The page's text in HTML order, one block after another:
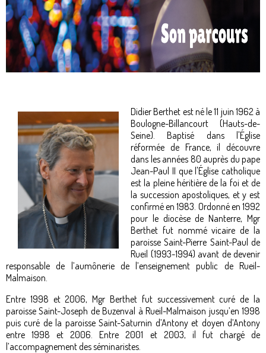
Didier Berthet est né le 11 juin 1962 à
Boulogne-Billancourt (Hauts-de-
Seine). Baptisé dans l'Église
réformée de France, il découvre
dans les années 80 auprès du pape
Jean-Paul II que l'Église catholique
est la pleine héritière de la foi et de
la succession apostoliques, et y est
confirmé en 1983. Ordonné en 1992
pour le diocèse de Nanterre, Mgr
Berthet fut nommé vicaire de la
paroisse Saint-Pierre Saint-Paul de
Rueil (1993-1994) avant de devenir
responsable de l’aumônerie de l’enseignement public de Rueil-
Malmaison.
Entre 1998 et 2006, Mgr Berthet fut successivement curé de la
paroisse Saint-Joseph de Buzenval à Rueil-Malmaison jusqu’en 1998
puis curé de la paroisse Saint-Saturnin d’Antony et doyen d’Antony
entre 1998 et 2006. Entre 2001 et 2003, il fut chargé de
l’accompagnement des séminaristes.